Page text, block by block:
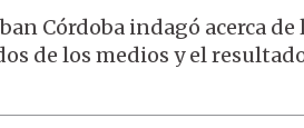
Córdoba indagó acerca de
de los medios y el